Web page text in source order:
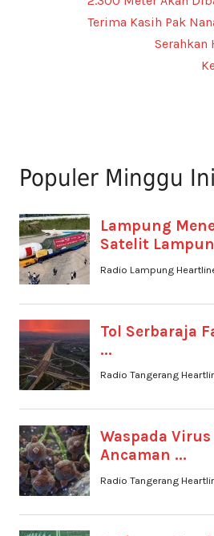
Terima Kasih Pak
Serahkan
Populer Minggu Ini